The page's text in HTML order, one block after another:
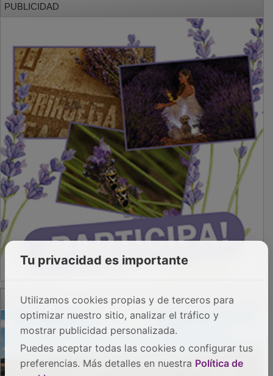
PUBLICIDAD
PUBLICIDAD
Tu privacidad es importante
Utilizamos cookies propias y de terceros para
optimizar nuestro sitio, analizar el tráfico y
mostrar publicidad personalizada.
Puedes aceptar todas las cookies o configurar tus
preferencias. Más detalles en nuestra Política de